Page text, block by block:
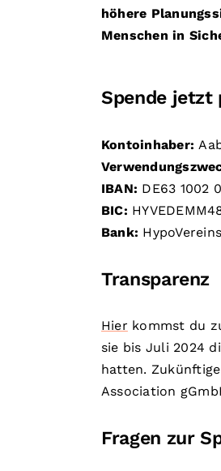
höhere
Menschen in
Spende jetzt
Kontoinhaber:
IBAN: DE63 1002
BIC:
Bank:
Transparenz
Hier kommst du
sie bis Juli 2024
hatten.
Association
Fragen zur